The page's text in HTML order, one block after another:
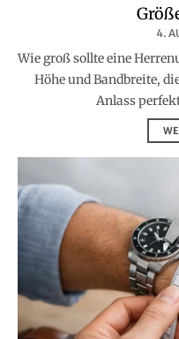
4.
Wie groß sollte eine
Höhe und Bandbreite,
Anlass